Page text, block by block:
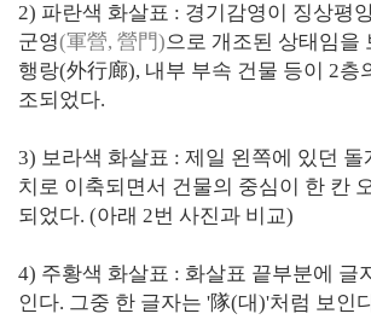
2) 파란색 화살표 : 경기감영이 징상평
군영(軍營, 營門)으로 개조된 상태임을
행랑(外行廊), 내부 부속 건물 등이 2층
조되었다.
3) 보라색 화살표 : 제일 왼쪽에 있던 돌
치로 이축되면서 건물의 중심이 한 칸
되었다. (아래 2번 사진과 비교)
4) 주황색 화살표 : 화살표 끝부분에 글
인다. 그중 한 글자는 '隊(대)'처럼 보인